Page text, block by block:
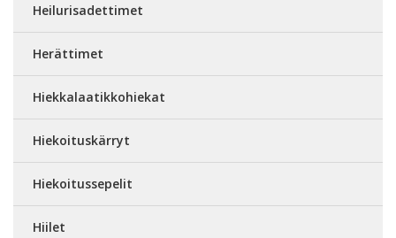
Heilurisadettimet
Herättimet
Hiekkalaatikkohiekat
Hiekoituskärryt
Hiekoitussepelit
Hiilet